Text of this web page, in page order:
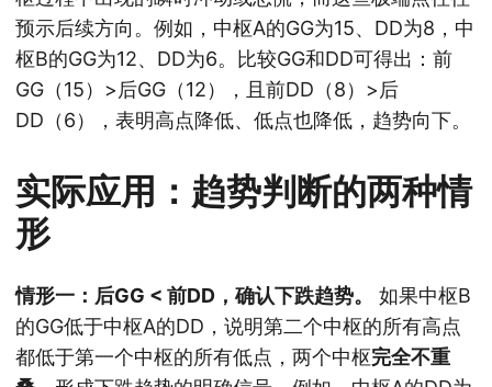
预示后续方向。例如，中枢A的GG为15、DD为8，中
枢B的GG为12、DD为6。比较GG和DD可得出：前
GG（15）>后GG（12），且前DD（8）>后
DD（6），表明高点降低、低点也降低，趋势向下。
实际应用：趋势判断的两种情
形
情形一：后GG < 前DD，确认下跌趋势。
如果中枢B
的GG低于中枢A的DD，说明第二个中枢的所有高点
都低于第一个中枢的所有低点，两个中枢完全不重